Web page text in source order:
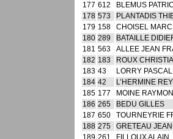
177 612
BLEMUS
178 573
PLANTADIS
179 158
CHOISEL MARC
180 289
BATAILLE
181 563
ALLEE JEAN
182 183
ROUX
183 43
LORRY PASCAL
184 42
L’HERMINE
185 177
MOINE
186 265
BEDU GILLES
187 650
TOURNEYRIE
188 275
GRETEAU JEAN
189 261 FILLOUX ALAIN